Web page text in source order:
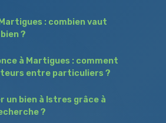
: combien vaut
?
à Martigues : comment
entre particuliers ?
un bien à Istres grâce à
?